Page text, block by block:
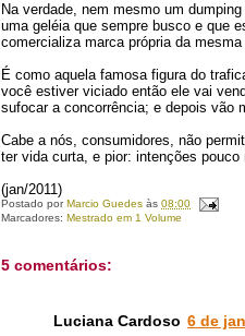
Na verdade, nem mesmo um
uma geléia que sempre busco e que
comercializa marca própria da
É como aquela famosa figura do
você estiver viciado então ele vai
sufocar a concorrência; e depois vão
Cabe a nós, consumidores, não
ter vida curta, e pior: intenções pouco
(jan/2011)
Postado porMarcio Guedes às08:00
Marcadores:Mestrado em 1 Volume
5 comentários:
Luciana Cardoso 6 de